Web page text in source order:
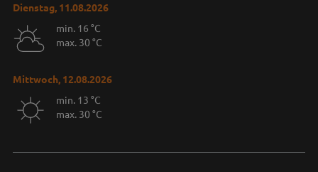
Dienstag, 11.08.2026
min. 16 °C
max. 30 °C
Mittwoch, 12.08.2026
min. 13 °C
max. 30 °C